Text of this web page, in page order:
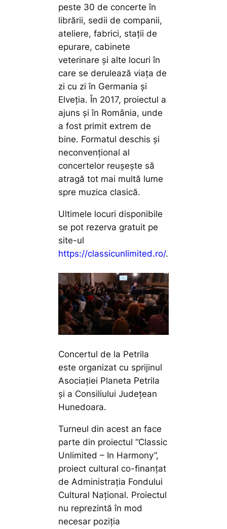
peste 30 de concerte în
librării, sedii de companii,
ateliere, fabrici, stații de
epurare, cabinete
veterinare și alte locuri în
care se derulează viața de
zi cu zi în Germania și
Elveția. În 2017, proiectul a
ajuns și în România, unde
a fost primit extrem de
bine. Formatul deschis și
neconvențional al
concertelor reușește să
atragă tot mai multă lume
spre muzica clasică.
Ultimele locuri disponibile
se pot rezerva gratuit pe
site-ul
https://classicunlimited.ro/.
Concertul de la Petrila
este organizat cu sprijinul
Asociației Planeta Petrila
și a Consiliului Județean
Hunedoara.
Turneul din acest an face
parte din proiectul “Classic
Unlimited – In Harmony”,
proiect cultural co-finanțat
de Administrația Fondului
Cultural Național. Proiectul
nu reprezintă în mod
necesar poziţia